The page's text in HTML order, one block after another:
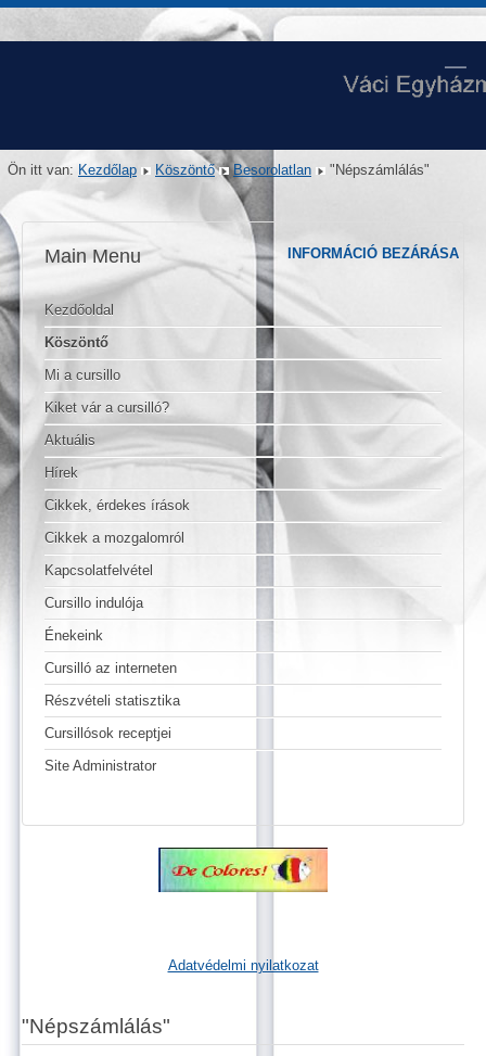
Ön itt van: Kezdőlap Köszöntő Besorolatlan "Népszámlálás"
Main Menu
Kezdőoldal
Köszöntő
Mi a cursillo
Kiket vár a cursilló?
Aktuális
Hírek
Cikkek, érdekes írások
Cikkek a mozgalomról
Kapcsolatfelvétel
Cursillo indulója
Énekeink
Cursilló az interneten
Részvételi statisztika
Cursillósok receptjei
Site Administrator
Adatvédelmi nyilatkozat
"Népszámlálás"
INFORMÁCIÓ BEZÁRÁSA